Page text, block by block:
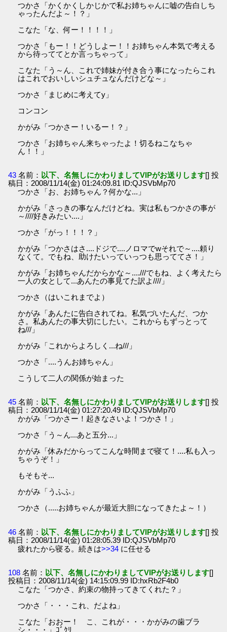
つかさ「かくかくしかじかで私お姉ちゃんに嘘の告白しち
ゃったんだよ～！？」
こなた「な、何ー！！！！」
つかさ「もー！！どうしよー！！お姉ちゃん本気で考える
から待っててとか言っちゃって」
こなた「う～ん、これで姉妹が付き合う事になったらこれ
はこれでおいしいシュチュなんだけどな～」
つかさ「まじめに考えてy」
コンコン
かがみ「つかさー！いるー！？」
つかさ「お姉ちゃん来ちゃったよ！切るねこなちゃ
ん！！」
43 名前： 以下、名無しにかわりましてVIPがお送りします[] 投
稿日：2008/11/14(金) 01:24:09.81 ID:QJSVbMp70
つかさ「お、お姉ちゃん？何かな...」
かがみ「さっきの事なんだけどね。実は私もつかさの事が
～////好きみたい....」
つかさ「がっ！！！？」
かがみ「つかさはさ....ドジで....ノロマでwそれで～....頼り
なくて。でもね、助けたいっていっつも思っててさ！」
かがみ「お姉ちゃんだからかな～....///でもね、よく考えたら
一人の女として...あんたの事見てた訳よ////」
つかさ（はいこれまでよ）
かがみ「あんたに告白されてね。私気づいたんだ、つか
さ。私あんたの事大切にしたい。これからもずっとって
ね///」
かがみ「これからよろしく...ね///」
つかさ「....うんお姉ちゃん」
こうして二人の関係が始まった
45 名前： 以下、名無しにかわりましてVIPがお送りします[] 投
稿日：2008/11/14(金) 01:27:20.49 ID:QJSVbMp70
かがみ「つかさー！起きなさいよ！つかさ！」
つかさ「う～ん...あと五分...」
かがみ「休みだからってこんな時間まで寝て！....私も入っ
ちゃうぞ！」
もそもそ...
かがみ「うふふ」
つかさ（.....お姉ちゃんが最近大胆になってきたよ～！）
46 名前： 以下、名無しにかわりましてVIPがお送りします[] 投
稿日：2008/11/14(金) 01:28:05.39 ID:QJSVbMp70
疲れたから寝る。続きは>>34 に任せる
108 名前： 以下、名無しにかわりましてVIPがお送りします[]
投稿日：2008/11/14(金) 14:15:09.99 ID:hxRb2F4b0
こなた「つかさ、約束の物持ってきてくれた？」
つかさ「・・・これ、だよね」
こなた「おおー！ こ、これが・・・かがみの歯ブラ
シ・・・」ｺﾞｸﾘ